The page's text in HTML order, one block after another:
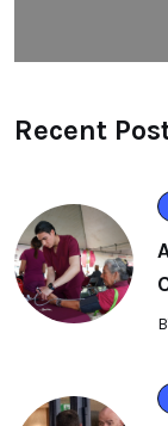
Recent